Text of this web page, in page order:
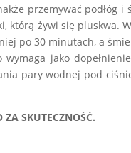
przemywać podłóg i
którą żywi się pluskwa.
po 30 minutach, a
jako
pary wodnej pod
ZA SKUTECZNOŚĆ.